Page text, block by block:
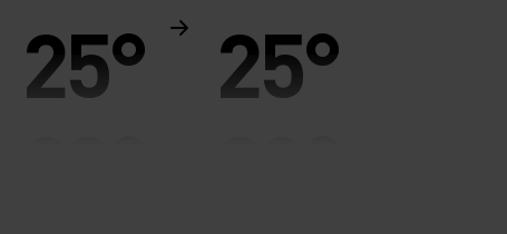
25°
25°